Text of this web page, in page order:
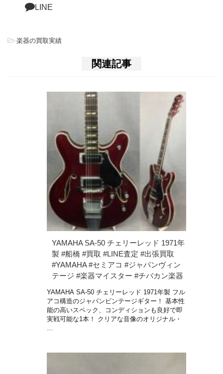
LINE
-楽器の買取実績
関連記事
YAMAHA SA-50 チェリーレッド 1971年
製 #船橋 #買取 #LINE査定 #出張買取
#YAMAHA #セミアコ #ジャパンヴィン
テージ #楽器マイスター #チバカン楽器
YAMAHA SA-50 チェリーレッド 1971年製 フル
アコ構造のジャパンビンテージギター！ 基本性
能の高いスペック、コンディションも良好で即
実戦可能な1本！ クリアな音像のオリジナル・